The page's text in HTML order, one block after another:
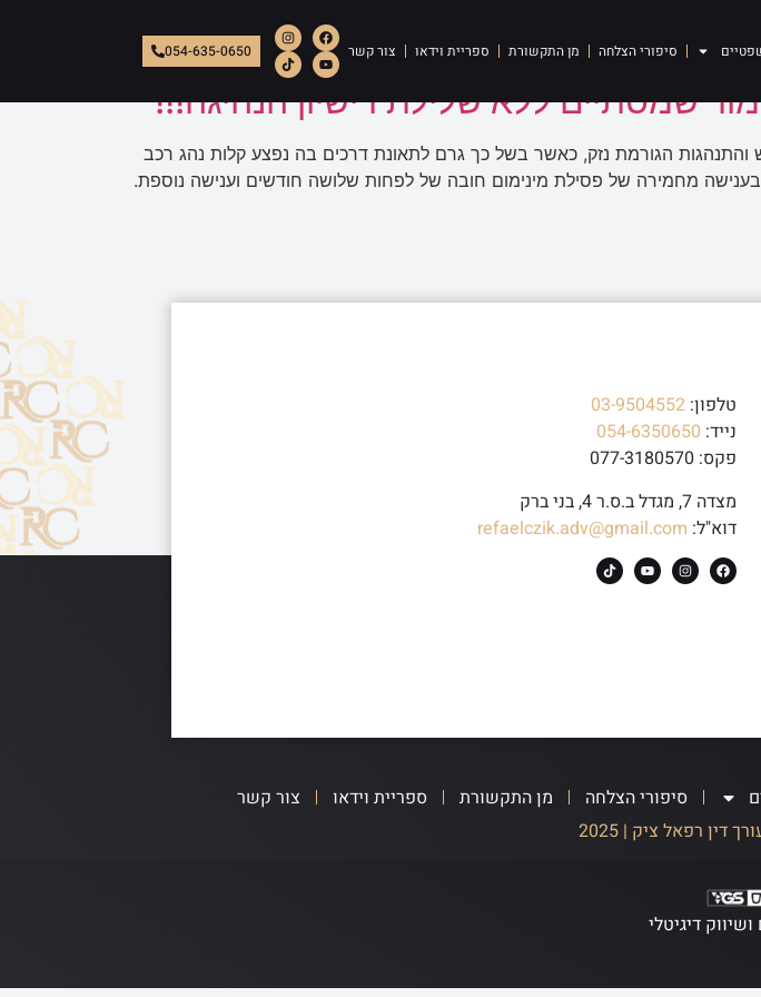
סיפורי הצלחה מן התקשורת ספריית וידאו צור קשר 054-635-0650
שמסתיים ללא שלילת רישיון הנהיגה!!!
הגורמת נזק, כאשר בשל כך גרם לתאונת דרכים בה נפצע קלות נהג רכב
מחמירה של פסילת מינימום חובה של לפחות שלושה חודשים וענישה נוספת.
טלפון: 03-9504552
נייד: 054-6350650
פקס: 077-3180570
מצדה 7, מגדל ב.ס.ר 4, בני ברק
דוא"ל: refaelczik.adv@gmail.com
סיפורי הצלחה מן התקשורת ספריית וידאו
צור קשר
דין רפאל ציק | 2025
דיגיטלי